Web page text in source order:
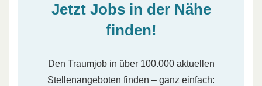
Jetzt Jobs in der Nähe
finden!
Den Traumjob in über 100.000 aktuellen
Stellenangeboten finden – ganz einfach: